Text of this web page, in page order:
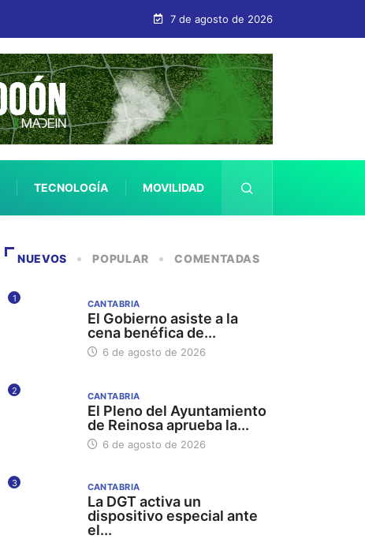
7 de agosto de 2026
TECNOLOGÍA MOVILIDAD
NUEVOS POPULAR COMENTADAS
1 CANTABRIA
El Gobierno asiste a la
cena benéfica de...
6 de agosto de 2026
2 CANTABRIA
El Pleno del Ayuntamiento
de Reinosa aprueba la...
6 de agosto de 2026
3 CANTABRIA
La DGT activa un
dispositivo especial ante
el...